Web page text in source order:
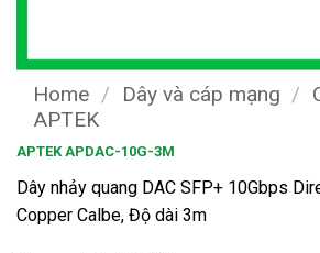
Home / Dây và cáp mạng /
APTEK
APTEK APDAC-10G-3M
Dây nhảy quang DAC SFP+ 10Gbps
Copper Calbe, Độ dài 3m